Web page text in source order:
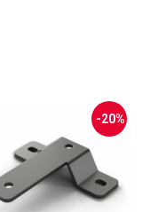
-20%